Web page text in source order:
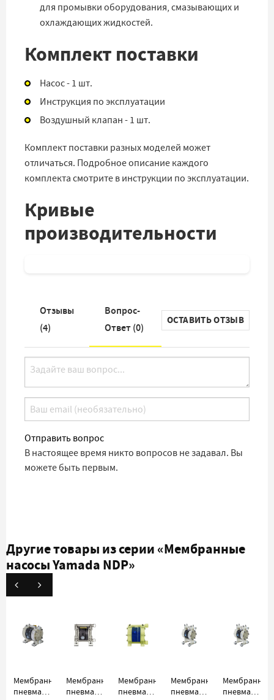
для промывки оборудования, смазывающих и
охлаждающих жидкостей.
Комплект поставки
Насос - 1 шт.
Инструкция по эксплуатации
Воздушный клапан - 1 шт.
Комплект поставки разных моделей может
отличаться. Подробное описание каждого
комплекта смотрите в инструкции по эксплуатации.
Кривые
производительности
Отзывы
(4)
Вопрос-
Ответ (0)
ОСТАВИТЬ ОТЗЫВ
Отправить вопрос
В настоящее время никто вопросов не задавал. Вы
можете быть первым.
Другие товары из серии«Мембранные
насосы Yamada NDP»
Мембранный
пневматический
Мембранный
пневматический
Мембранный
пневматический
Мембранный
пневматический
Мембранный